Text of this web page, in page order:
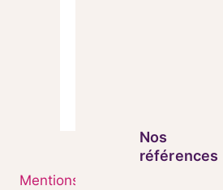
Nos
références
Mentions Légales